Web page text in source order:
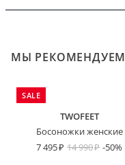
МЫ РЕКОМЕНДУЕМ
SALE
TWOFEET
Босоножки женские
7 495
14 990 -50%